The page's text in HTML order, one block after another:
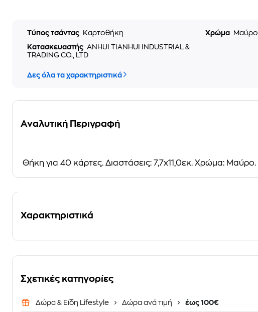
Τύπος τσάντας Καρτοθήκη Χρώμα
Μαύρο
Κατασκευαστής ANHUI TIANHUI INDUSTRIAL &
TRADING CO., LTD
Δες όλα τα χαρακτηριστικά
Αναλυτική Περιγραφή
Θήκη για 40 κάρτες. Διαστάσεις: 7,7x11,0εκ. Χρώμα: Μαύρο.
Χαρακτηριστικά
Σχετικές κατηγορίες
Δώρα & Είδη Lifestyle Δώρα ανά τιμή έως 100€